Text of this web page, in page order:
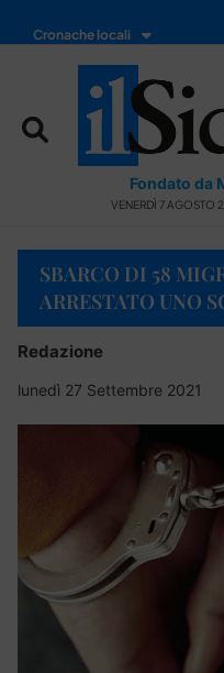
Cronache locali
Fondato da
VENERDÌ 7 AGOSTO
SBARCO DI 58
ARRESTATO UNO
Redazione
lunedì 27 Settembre 2021